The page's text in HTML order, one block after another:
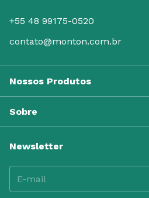
+55 48 99175-0520
contato@monton.com.br
Nossos Produtos
Sobre
Newsletter